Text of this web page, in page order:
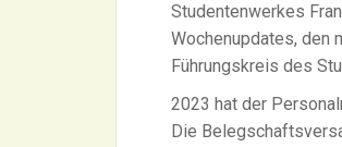
Studentenwerkes
Wochenupdates, den
Führungskreis des
2023 hat der
Die